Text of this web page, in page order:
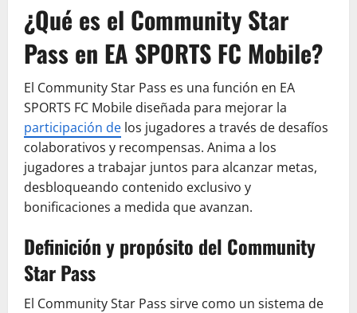
¿Qué es el Community Star
Pass en EA SPORTS FC Mobile?
El Community Star Pass es una función en EA
SPORTS FC Mobile diseñada para mejorar la
participación de los jugadores a través de desafíos
colaborativos y recompensas. Anima a los
jugadores a trabajar juntos para alcanzar metas,
desbloqueando contenido exclusivo y
bonificaciones a medida que avanzan.
Definición y propósito del Community
Star Pass
El Community Star Pass sirve como un sistema de